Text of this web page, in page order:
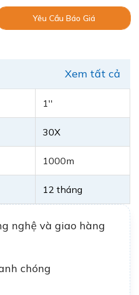
Yêu Cầu Báo Giá
Xem tất cả
1''
30X
1000m
12 tháng
nghệ và giao hàng
chóng